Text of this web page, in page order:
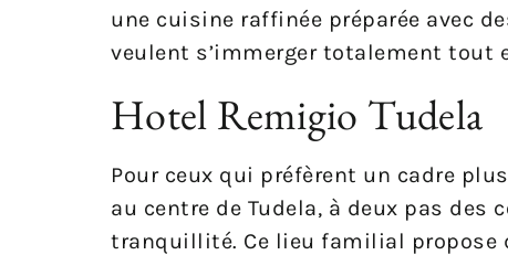
une cuisine raffinée préparée avec
veulent s’immerger totalement tout
Hotel Remigio Tudela
Pour ceux qui préfèrent un cadre
au centre de Tudela, à deux pas
tranquillité. Ce lieu familial propose